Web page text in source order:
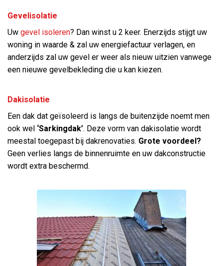
Gevelisolatie
Uw gevel isoleren? Dan winst u 2 keer. Enerzijds stijgt uw
woning in waarde & zal uw energiefactuur verlagen, en
anderzijds zal uw gevel er weer als nieuw uitzien vanwege
een nieuwe gevelbekleding die u kan kiezen.
Dakisolatie
Een dak dat geïsoleerd is langs de buitenzijde noemt men
ook wel ‘Sarkingdak’. Deze vorm van dakisolatie wordt
meestal toegepast bij dakrenovaties. Grote voordeel?
Geen verlies langs de binnenruimte en uw dakconstructie
wordt extra beschermd.